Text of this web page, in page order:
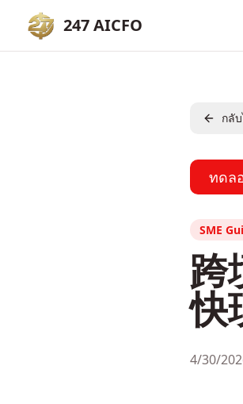
247 AICFO
กลั
ทดล
SME
跨
快
4/30/